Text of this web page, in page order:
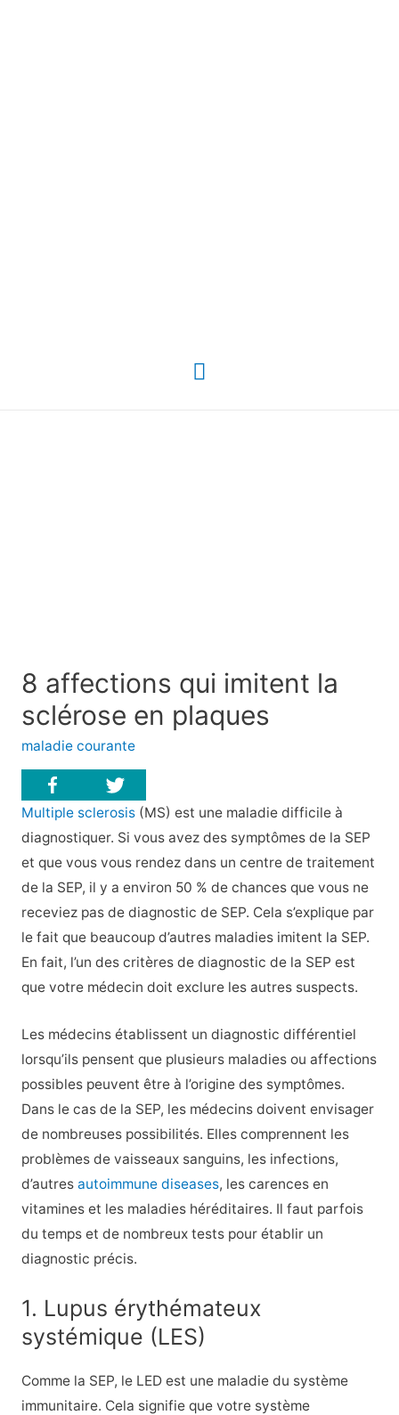
Menu
8 affections qui imitent la
sclérose en plaques
maladie courante
Multiple sclerosis(MS) est une maladie difficile à
diagnostiquer. Si vous avez des symptômes de la SEP
et que vous vous rendez dans un centre de traitement
de la SEP, il y a environ 50 % de chances que vous ne
receviez pas de diagnostic de SEP. Cela s’explique par
le fait que beaucoup d’autres maladies imitent la SEP.
En fait, l’un des critères de diagnostic de la SEP est
que votre médecin doit exclure les autres suspects.
Les médecins établissent un diagnostic différentiel
lorsqu’ils pensent que plusieurs maladies ou affections
possibles peuvent être à l’origine des symptômes.
Dans le cas de la SEP, les médecins doivent envisager
de nombreuses possibilités. Elles comprennent les
problèmes de vaisseaux sanguins, les infections,
d’autres autoimmune diseases, les carences en
vitamines et les maladies héréditaires. Il faut parfois
du temps et de nombreux tests pour établir un
diagnostic précis.
1. Lupus érythémateux
systémique (LES)
Comme la SEP, le LED est une maladie du système
immunitaire. Cela signifie que votre système